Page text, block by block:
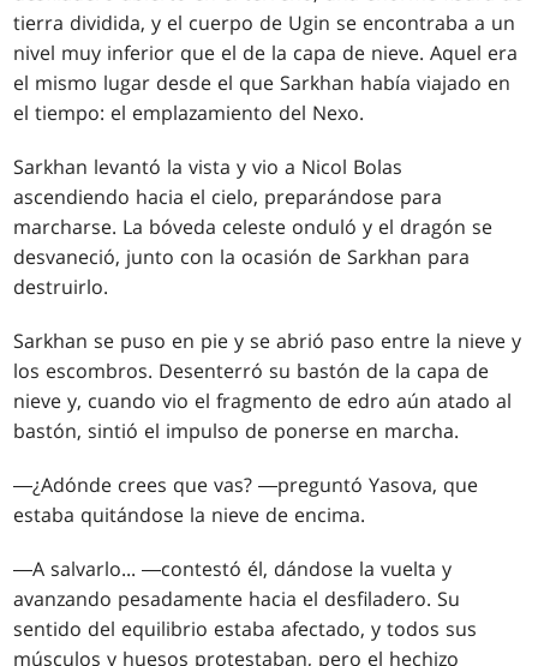
tierra dividida, y el cuerpo de Ugin se encontraba a un
nivel muy inferior que el de la capa de nieve. Aquel era
el mismo lugar desde el que Sarkhan había viajado en
el tiempo: el emplazamiento del Nexo.
Sarkhan levantó la vista y vio a Nicol Bolas
ascendiendo hacia el cielo, preparándose para
marcharse. La bóveda celeste onduló y el dragón se
desvaneció, junto con la ocasión de Sarkhan para
destruirlo.
Sarkhan se puso en pie y se abrió paso entre la nieve y
los escombros. Desenterró su bastón de la capa de
nieve y, cuando vio el fragmento de edro aún atado al
bastón, sintió el impulso de ponerse en marcha.
―¿Adónde crees que vas? ―preguntó Yasova, que
estaba quitándose la nieve de encima.
―A salvarlo... ―contestó él, dándose la vuelta y
avanzando pesadamente hacia el desfiladero. Su
sentido del equilibrio estaba afectado, y todos sus
músculos y huesos protestaban, pero el hechizo